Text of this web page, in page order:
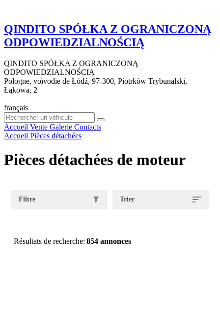
QINDITO SPÓŁKA Z OGRANICZONĄ
ODPOWIEDZIALNOŚCIĄ
QINDITO SPÓŁKA Z OGRANICZONĄ
ODPOWIEDZIALNOŚCIĄ
Pologne, voïvodie de Łódź, 97-300, Piotrków Trybunalski,
Łąkowa, 2
français
Accueil Vente Galerie Contacts
Accueil Pièces détachées
Pièces détachées de moteur
Filtre Trier
Résultats de recherche: 854 annonces